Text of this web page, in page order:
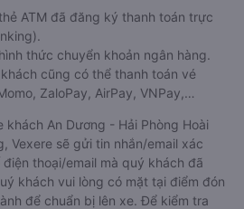
ATM đã đăng ký thanh toán trực
thức chuyển khoản ngân hàng.
cũng có thể thanh toán vé
ZaloPay, AirPay, VNPay,…
khách An Dương - Hải Phòng Hoài
Vexere sẽ gửi tin nhắn/email xác
thoại/email mà quý khách đã
khách vui lòng có mặt tại điểm đón
để chuẩn bị lên xe. Để kiểm tra